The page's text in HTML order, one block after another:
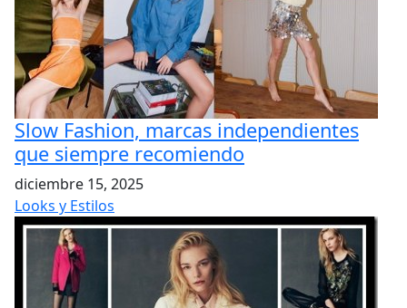
Slow Fashion, marcas independientes
que siempre recomiendo
diciembre 15, 2025
Looks y Estilos